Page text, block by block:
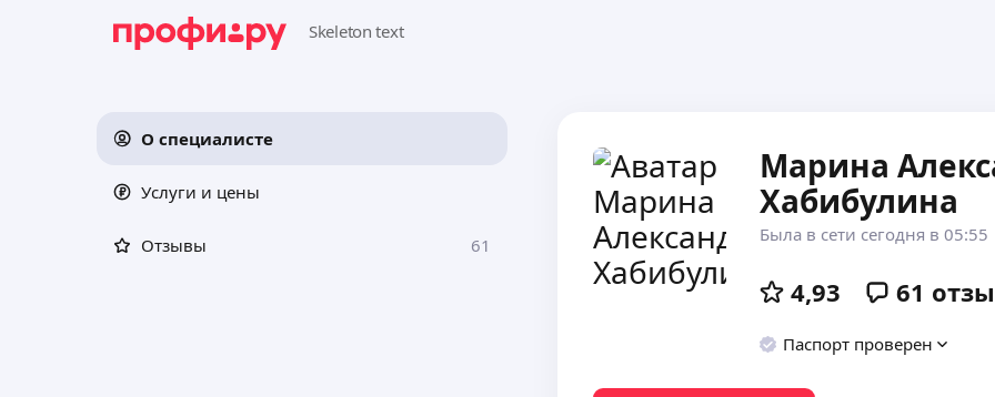
О специалисте
Услуги и цены
Отзывы 61
Марина
Хабибулина
Была в сети сегодня в 05:55
4,93 61
Паспорт проверен